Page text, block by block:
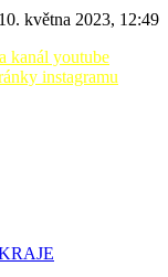
května 2023, 12:49